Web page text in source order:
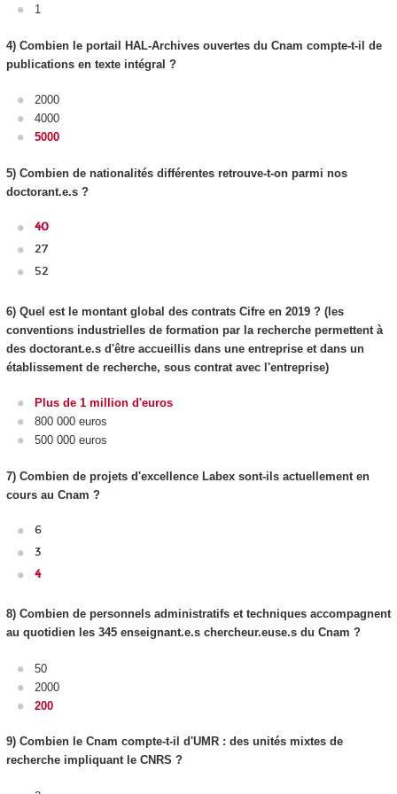
1
4) Combien le portail HAL-Archives ouvertes du Cnam compte-t-il de
publications en texte intégral ?
2000
4000
5000
5) Combien de nationalités différentes retrouve-t-on parmi nos
doctorant.e.s ?
40
27
52
6) Quel est le montant global des contrats Cifre en 2019 ? (les
conventions industrielles de formation par la recherche permettent à
des doctorant.e.s d'être accueillis dans une entreprise et dans un
établissement de recherche, sous contrat avec l'entreprise)
Plus de 1 million d'euros
800 000 euros
500 000 euros
7) Combien de projets d'excellence Labex sont-ils actuellement en
cours au Cnam ?
6
3
4
8) Combien de personnels administratifs et techniques accompagnent
au quotidien les 345 enseignant.e.s chercheur.euse.s du Cnam ?
50
2000
200
9) Combien le Cnam compte-t-il d'UMR : des unités mixtes de
recherche impliquant le CNRS ?